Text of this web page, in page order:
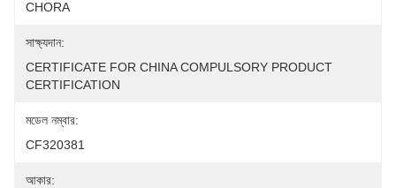
CHORA
সাক্ষ্যদান:
CERTIFICATE FOR CHINA COMPULSORY PRODUCT
CERTIFICATION
মডেল নম্বার:
CF320381
আকার: